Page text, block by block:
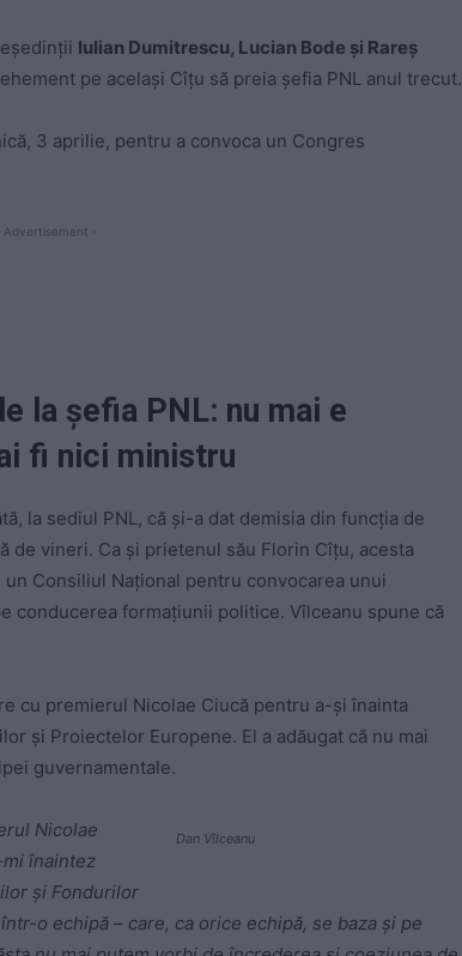
Iulian Dumitrescu, Lucian Bode și Rareș
pe același Cîțu să preia șefia PNL anul trecut.
3 aprilie, pentru a convoca un Congres
Advertisement -
la șefia PNL: nu mai e
fi nici ministru
la sediul PNL, că și-a dat demisia din funcția de
de vineri. Ca și prietenul său Florin Cîțu, acesta
Consiliul Național pentru convocarea unui
conducerea formațiunii politice. Vîlceanu spune că
cu premierul Nicolae Ciucă pentru a-și înainta
și Proiectelor Europene. El a adăugat că nu mai
guvernamentale.
Dan Vîlceanu
Nicolae
înaintez
şi Fondurilor
o echipă – care, ca orice echipă, se baza şi pe